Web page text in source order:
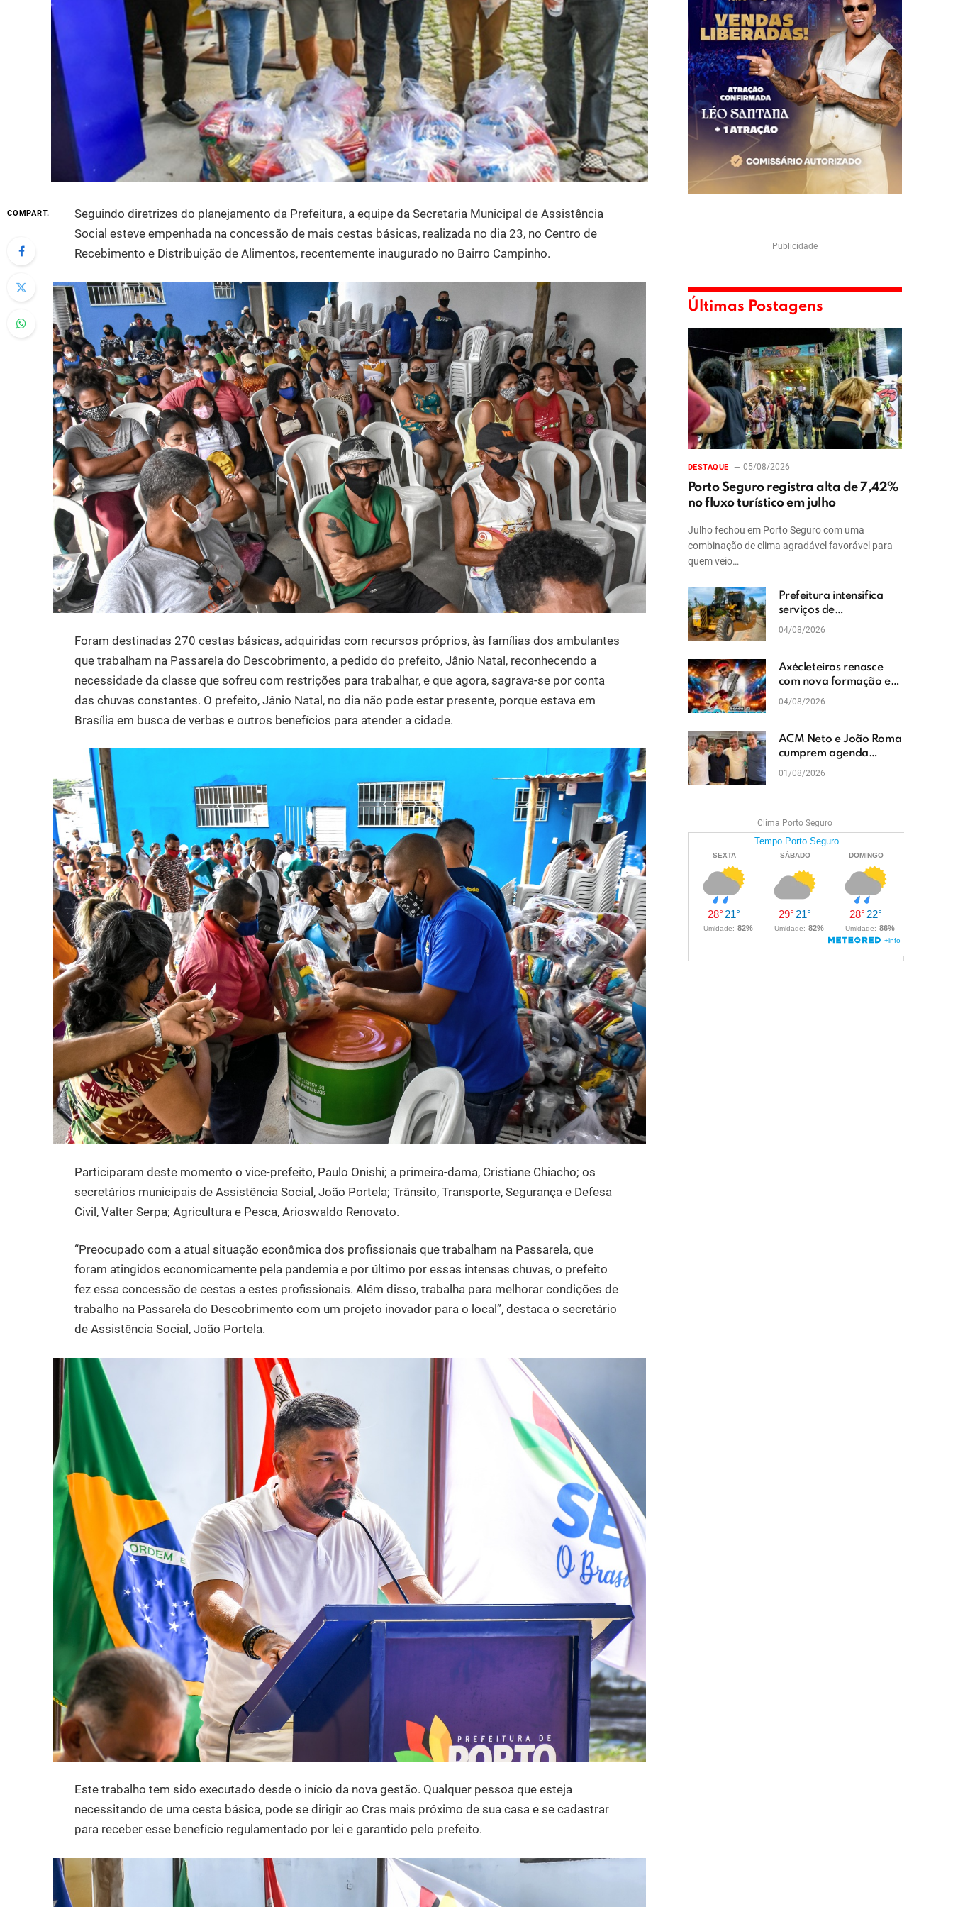
COMPART.
Seguindo diretrizes do planejamento da Prefeitura, a equipe da Secretaria Municipal de Assistência
Social esteve empenhada na concessão de mais cestas básicas, realizada no dia 23, no Centro de
Recebimento e Distribuição de Alimentos, recentemente inaugurado no Bairro Campinho.
Foram destinadas 270 cestas básicas, adquiridas com recursos próprios, às famílias dos ambulantes
que trabalham na Passarela do Descobrimento, a pedido do prefeito, Jânio Natal, reconhecendo a
necessidade da classe que sofreu com restrições para trabalhar, e que agora, sagrava-se por conta
das chuvas constantes. O prefeito, Jânio Natal, no dia não pode estar presente, porque estava em
Brasília em busca de verbas e outros benefícios para atender a cidade.
Participaram deste momento o vice-prefeito, Paulo Onishi; a primeira-dama, Cristiane Chiacho; os
secretários municipais de Assistência Social, João Portela; Trânsito, Transporte, Segurança e Defesa
Civil, Valter Serpa; Agricultura e Pesca, Arioswaldo Renovato.
“Preocupado com a atual situação econômica dos profissionais que trabalham na Passarela, que
foram atingidos economicamente pela pandemia e por último por essas intensas chuvas, o prefeito
fez essa concessão de cestas a estes profissionais. Além disso, trabalha para melhorar condições de
trabalho na Passarela do Descobrimento com um projeto inovador para o local”, destaca o secretário
de Assistência Social, João Portela.
Este trabalho tem sido executado desde o início da nova gestão. Qualquer pessoa que esteja
necessitando de uma cesta básica, pode se dirigir ao Cras mais próximo de sua casa e se cadastrar
para receber esse benefício regulamentado por lei e garantido pelo prefeito.
Publicidade
Últimas Postagens
DESTAQUE 05/08/2026
Porto Seguro registra alta de 7,42%
no fluxo turístico em julho
Julho fechou em Porto Seguro com uma
combinação de clima agradável favorável para
quem veio…
Prefeitura intensifica
serviços de
patrolamento e
04/08/2026
Axécleteiros renasce
com nova formação e
promete agitar os
04/08/2026
ACM Neto e João Roma
cumprem agenda
política em Teixeira de
01/08/2026
Clima Porto Seguro